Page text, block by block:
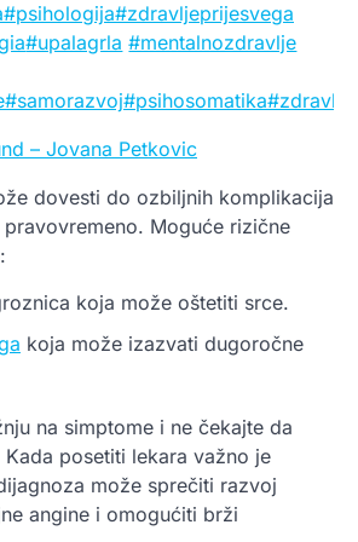
#psihologija#zdravljeprijesvega
#upalagrla #mentalnozdravlje
#samorazvoj#psihosomatika#zdravlje
– Jovana Petkovic
dovesti do ozbiljnih komplikacija
Moguće rizične
koja može oštetiti srce.
koja može izazvati dugoročne
na simptome i ne čekajte da
posetiti lekara važno je
može sprečiti razvoj
angine i omogućiti brži